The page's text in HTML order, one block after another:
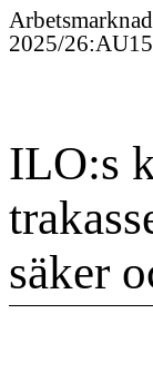
2025/26:AU15
ILO:s
säker